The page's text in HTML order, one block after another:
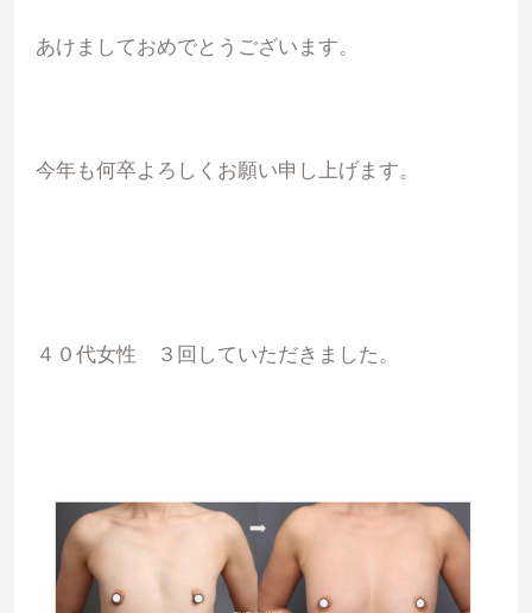
あけましておめでとうございます。
今年も何卒よろしくお願い申し上げます。
４０代女性 ３回していただきました。